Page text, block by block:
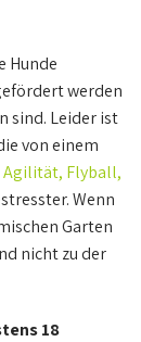
Hunde
werden
sind. Leider ist
von einem
Agilität, Flyball,
Wenn
Garten
nicht zu der
18